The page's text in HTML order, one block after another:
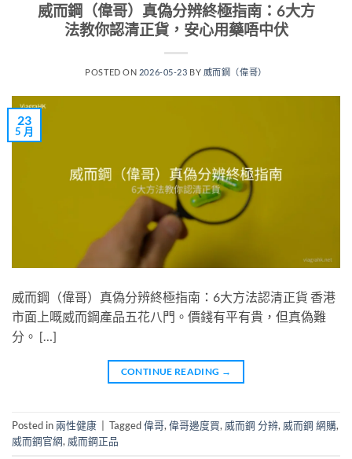
威而鋼（偉哥）真偽分辨終極指南：6大方
法教你認清正貨，安心用藥唔中伏
POSTED ON 2026-05-23 BY 威而鋼（偉哥）
23
5 月
威而鋼（偉哥）真偽分辨終極指南：6大方法認清正貨 香港
市面上嘅威而鋼產品五花八門。價錢有平有貴，但真偽難
分。 […]
CONTINUE READING →
Posted in兩性健康 Tagged偉哥,偉哥邊度買, 威而鋼 分辨, 威而鋼 網購,
威而鋼官網, 威而鋼正品